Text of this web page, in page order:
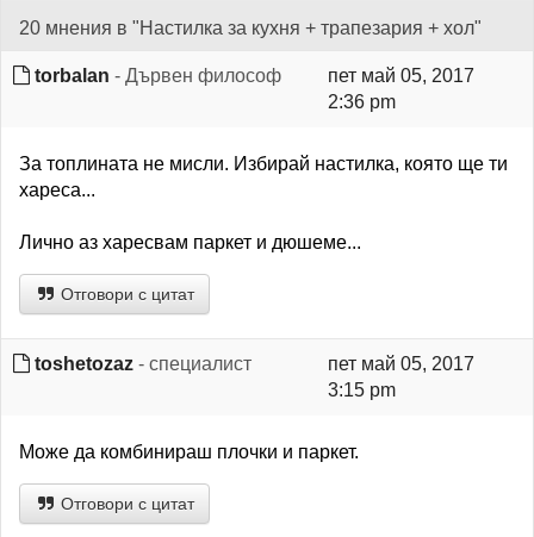
20 мнения в "Настилка за кухня + трапезария + хол"
torbalan - Дървен философ
пет май 05, 2017
2:36 pm
За топлината не мисли. Избирай настилка, която ще ти
хареса...
Лично аз харесвам паркет и дюшеме...
Отговори с цитат
toshetozaz - специалист
пет май 05, 2017
3:15 pm
Може да комбинираш плочки и паркет.
Отговори с цитат